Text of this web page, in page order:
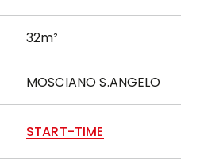
32m²
MOSCIANO S.ANGELO
START-TIME